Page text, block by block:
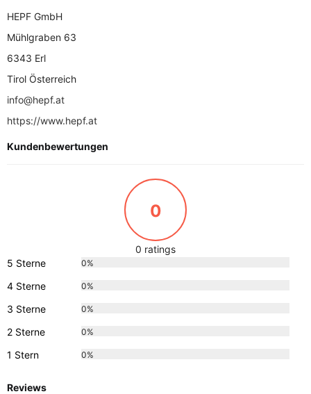
HEPF GmbH
Mühlgraben 63
6343 Erl
Tirol Österreich
info@hepf.at
https://www.hepf.at
Kundenbewertungen
0
0 ratings
5 Sterne
0%
4 Sterne 0%
3 Sterne 0%
2 Sterne 0%
1 Stern 0%
Reviews